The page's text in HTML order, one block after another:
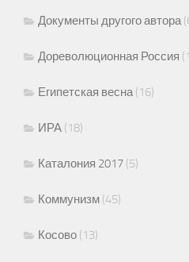
Документы другого автора
Дореволюционная Россия
Египетская весна(16)
ИРА (18)
Каталония 2017 (5)
Коммунизм (45)
Косово (13)